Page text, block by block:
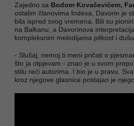
Zajedno sa Bodom Kovačevićem,
ostalim članovima Indexa, Davorin je
bila ispred svog vremena. Bili su
na Balkanu, a Davorinova
kompleksnim melodijama pitkost i dušu.
- Slušaj, nemoj ti meni pričati o
što ja otpjevam - znao je u svom
stilu reći autorima. I bio je u pravu.
kroz njegove glasnice postajao je